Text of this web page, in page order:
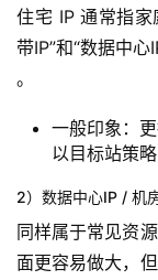
住宅 IP 通常指
带IP”和“数据中
。
一般印象：
以目标站策略
2）数据中心IP / 机
同样属于常见资
面更容易做大，